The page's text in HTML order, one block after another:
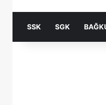
SSK SGK